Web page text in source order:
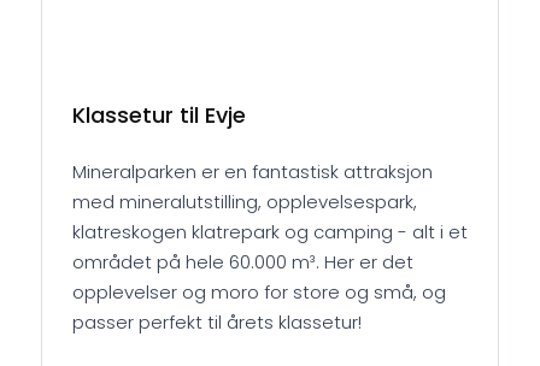
Klassetur til Evje
Mineralparken er en fantastisk attraksjon
med mineralutstilling, opplevelsespark,
klatreskogen klatrepark og camping - alt i et
området på hele 60.000 m³. Her er det
opplevelser og moro for store og små, og
passer perfekt til årets klassetur!